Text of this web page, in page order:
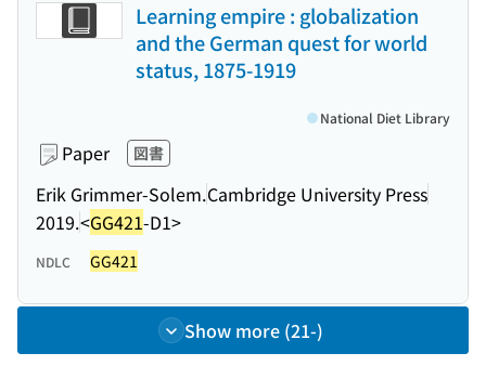
Learning empire : globalization
and the German quest for world
status, 1875-1919
Paper 図書
Erik Grimmer-Solem.Cambridge University Press
2019.<GG421-D1>
National Diet Library
NDLC GG421
Show more (21-)